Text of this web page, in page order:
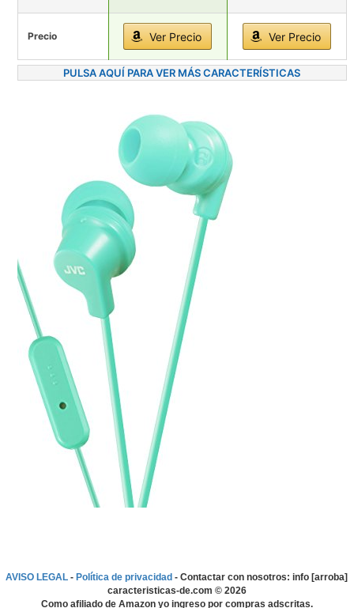
Precio Ver Precio Ver Precio
PULSA AQUÍ PARA VER MÁS CARACTERÍSTICAS
AVISO LEGAL - Política de privacidad - Contactar con nosotros: info [arroba]
caracteristicas-de.com © 2026
Como afiliado de Amazon yo ingreso por compras adscritas.